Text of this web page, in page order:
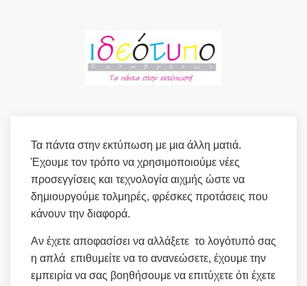
Τα πάντα στην εκτύπωση με μια άλλη ματιά.
Έχουμε τον τρόπο να χρησιμοποιούμε νέες
προσεγγίσεις και τεχνολογία αιχμής ώστε να
δημιουργούμε τολμηρές, φρέσκες προτάσεις που
κάνουν την διαφορά.
Αν έχετε αποφασίσει να αλλάξετε το λογότυπό σας
η απλά επιθυμείτε να το ανανεώσετε, έχουμε την
εμπειρία να σας βοηθήσουμε να επιτύχετε ότι έχετε